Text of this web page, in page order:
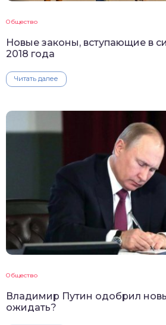
Общество
Новые законы, вступающие в
2018 года
Читать далее
Общество
Владимир Путин одобрил
ожидать?